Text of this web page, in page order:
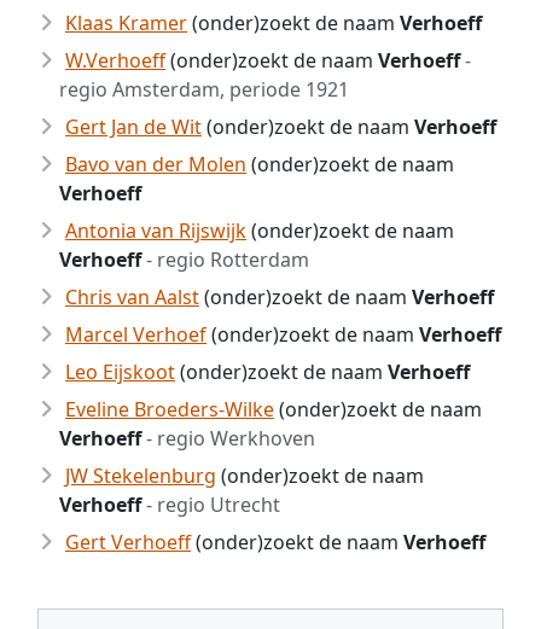
Klaas Kramer(onder)zoekt de naam Verhoeff
W.Verhoeff(onder)zoekt de naam Verhoeff-
regio Amsterdam, periode 1921
Gert Jan de Wit(onder)zoekt de naam Verhoeff
Bavo van der Molen (onder)zoekt de naam
Verhoeff
Antonia van Rijswijk(onder)zoekt de naam
Verhoeff- regio Rotterdam
Chris van Aalst(onder)zoekt de naam Verhoeff
Marcel Verhoef(onder)zoekt de naam Verhoeff
Leo Eijskoot(onder)zoekt de naam Verhoeff
Eveline Broeders-Wilke(onder)zoekt de naam
Verhoeff- regio Werkhoven
JW Stekelenburg (onder)zoekt de naam
Verhoeff- regio Utrecht
Gert Verhoeff(onder)zoekt de naam Verhoeff